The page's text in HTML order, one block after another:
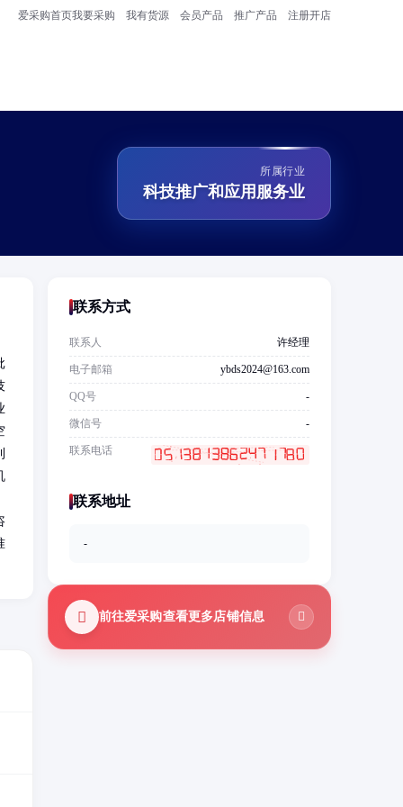
爱采购首页我要采购 我有货源 会员产品 推广产品 注册开店
所属行业
科技推广和应用服务业
联系方式
联系人 许经理
电子邮箱 ybds2024@163.com
QQ号 -
微信号 -
联系电话
联系地址
-
前往爱采购查看更多店铺信息